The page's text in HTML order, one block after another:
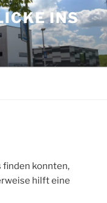
INS
finden konnten,
hilft eine